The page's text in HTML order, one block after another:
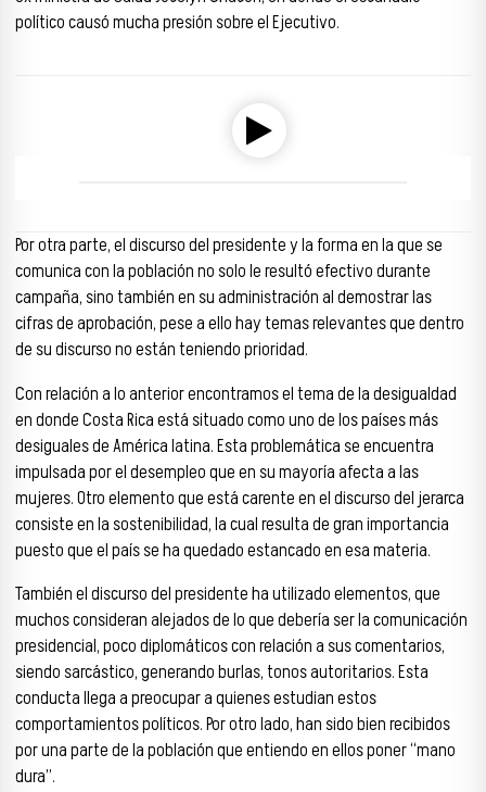
político causó mucha presión sobre el Ejecutivo.
Por otra parte, el discurso del presidente y la forma en la que se
comunica con la población no solo le resultó efectivo durante
campaña, sino también en su administración al demostrar las
cifras de aprobación, pese a ello hay temas relevantes que dentro
de su discurso no están teniendo prioridad.
Con relación a lo anterior encontramos el tema de la desigualdad
en donde Costa Rica está situado como uno de los países más
desiguales de América latina. Esta problemática se encuentra
impulsada por el desempleo que en su mayoría afecta a las
mujeres. Otro elemento que está carente en el discurso del jerarca
consiste en la sostenibilidad, la cual resulta de gran importancia
puesto que el país se ha quedado estancado en esa materia.
También el discurso del presidente ha utilizado elementos, que
muchos consideran alejados de lo que debería ser la comunicación
presidencial, poco diplomáticos con relación a sus comentarios,
siendo sarcástico, generando burlas, tonos autoritarios. Esta
conducta llega a preocupar a quienes estudian estos
comportamientos políticos. Por otro lado, han sido bien recibidos
por una parte de la población que entiendo en ellos poner “mano
dura”.